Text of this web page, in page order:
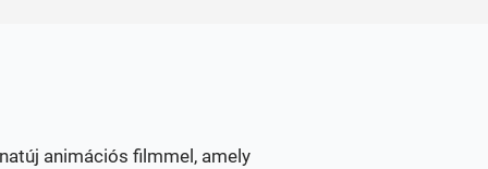
animációs filmmel, amely